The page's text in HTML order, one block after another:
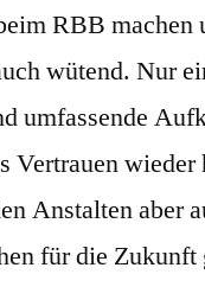
RBB machen
wütend. Nur
umfassende
Vertrauen wieder
Anstalten aber
für die Zukunft